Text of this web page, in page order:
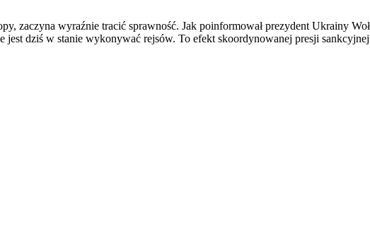
zaczyna wyraźnie tracić sprawność. Jak poinformował prezydent Ukrainy
dziś w stanie wykonywać rejsów. To efekt skoordynowanej presji